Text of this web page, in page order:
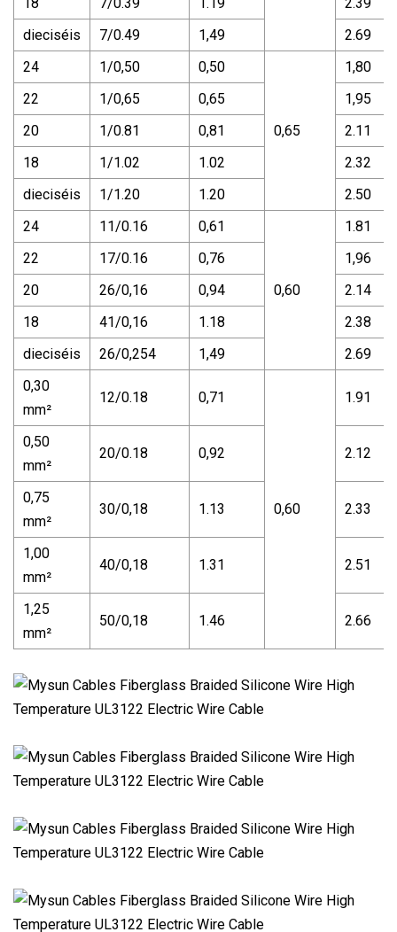
dieciséis
7/0.49 1,49
2.69
24
1/0,50 0,50
0,65
1,80
22
1/0,65 0,65
1,95
20
1/0.81 0,81
2.11
18
1/1.02 1.02
2.32
dieciséis
1/1.20 1.20
2.50
24
11/0.16 0,61
0,60
1.81
22
17/0.16 0,76
1,96
20
26/0,16 0,94
2.14
18
41/0,16 1.18
2.38
dieciséis
26/0,254 1,49
2.69
0,30
mm²
12/0.18 0,71
0,60
1.91
0,50
mm²
20/0.18 0,92 2.12
0,75
mm²
30/0,18 1.13 2.33
1,00
mm²
40/0,18 1.31 2.51
1,25
mm²
50/0,18 1.46 2.66